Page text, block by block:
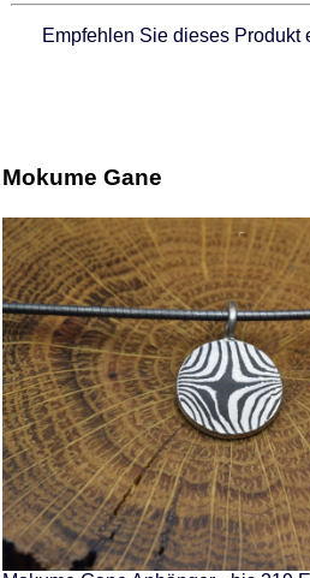
Empfehlen Sie dieses Produkt
Mokume Gane